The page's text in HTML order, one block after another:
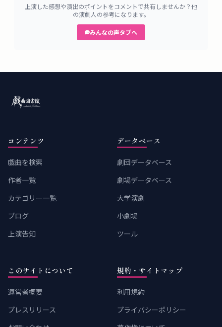
上演した感想や演出のポイントをコメントで共有しませんか？他
の演劇人の参考になります。
みんなの声タブへ
コンテンツ
戯曲を検索
作者一覧
カテゴリー一覧
ブログ
上演告知
データベース
劇団データベース
劇場データベース
大学演劇
小劇場
ツール
このサイトについて
運営者概要
プレスリリース
規約・サイトマップ
利用規約
プライバシーポリシー